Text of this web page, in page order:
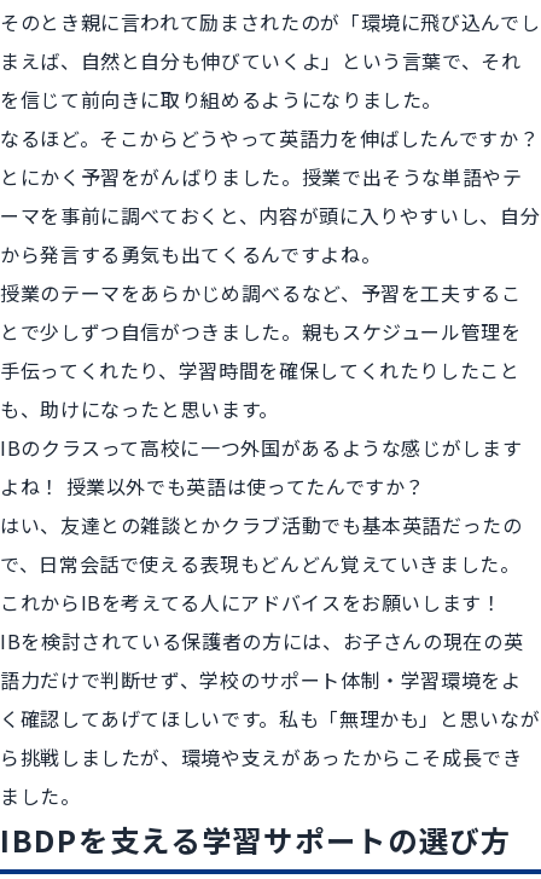
そのとき親に言われて励まされたのが「環境に飛び込んでし
まえば、自然と自分も伸びていくよ」という言葉で、それ
を信じて前向きに取り組めるようになりました。
なるほど。そこからどうやって英語力を伸ばしたんですか？
とにかく予習をがんばりました。授業で出そうな単語やテ
ーマを事前に調べておくと、内容が頭に入りやすいし、自分
から発言する勇気も出てくるんですよね。
授業のテーマをあらかじめ調べるなど、予習を工夫するこ
とで少しずつ自信がつきました。親もスケジュール管理を
手伝ってくれたり、学習時間を確保してくれたりしたこと
も、助けになったと思います。
IBのクラスって高校に一つ外国があるような感じがします
よね！ 授業以外でも英語は使ってたんですか？
はい、友達との雑談とかクラブ活動でも基本英語だったの
で、日常会話で使える表現もどんどん覚えていきました。
これからIBを考えてる人にアドバイスをお願いします！
IBを検討されている保護者の方には、お子さんの現在の英
語力だけで判断せず、学校のサポート体制・学習環境をよ
く確認してあげてほしいです。私も「無理かも」と思いなが
ら挑戦しましたが、環境や支えがあったからこそ成長でき
ました。
IBDPを支える学習サポートの選び方